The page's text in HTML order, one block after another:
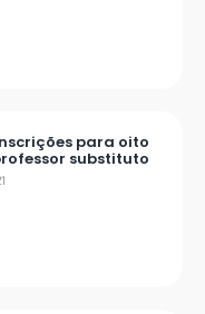
para oito
substituto